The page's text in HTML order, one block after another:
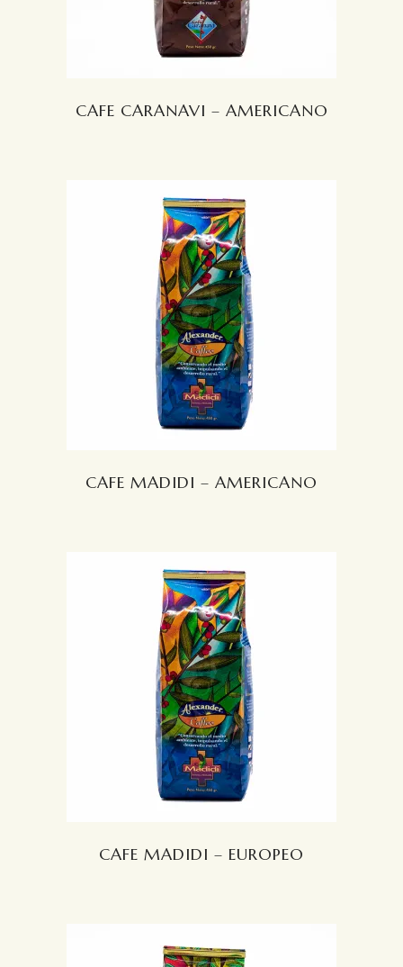
CAFE CARANAVI – AMERICANO
LEER MÁS
CAFE MADIDI – AMERICANO
LEER MÁS
CAFE MADIDI – EUROPEO